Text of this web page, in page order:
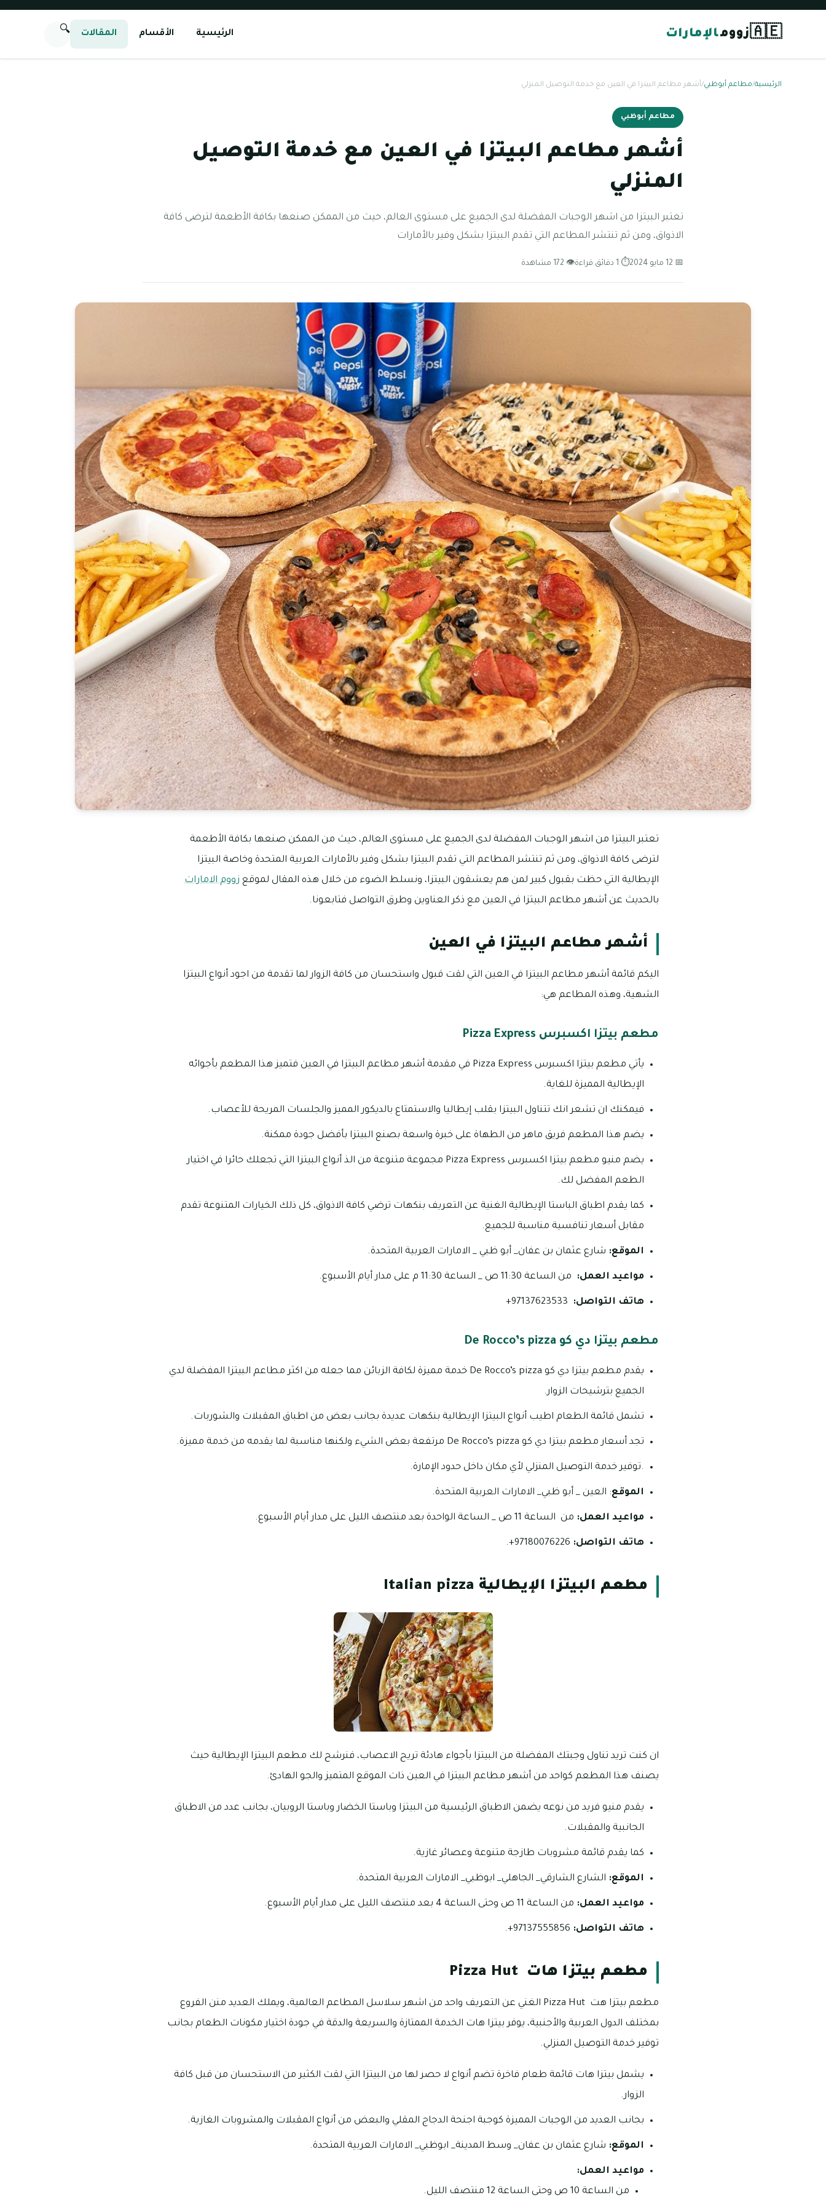
🇦🇪زوومالإمارات الرئيسية الأقسام المقالات 🔍
الرئيسية/مطاعم أبوظبي/أشهر مطاعم البيتزا في العين مع خدمة التوصيل المنزلي
مطاعم أبوظبي
أشهر مطاعم البيتزا في العين مع خدمة التوصيل
المنزلي
تعتبر البيتزا من اشهر الوجبات المفضلة لدى الجميع على مستوى العالم، حيث من الممكن صنعها بكافة الأطعمة لترضى كافة
الاذواق، ومن ثم تنتشر المطاعم التي تقدم البيتزا بشكل وفير بالأمارات
📅 12 مايو 2024 ⏱ 1 دقائق قراءة 👁 172 مشاهدة
تعتبر البيتزا من اشهر الوجبات المفضلة لدى الجميع على مستوى العالم، حيث من الممكن صنعها بكافة الأطعمة
لترضى كافة الاذواق، ومن ثم تنتشر المطاعم التي تقدم البيتزا بشكل وفير بالأمارات العربية المتحدة وخاصة البيتزا
الإيطالية التي حظت بقبول كبير لمن هم يعشقون البيتزا، ونسلط الضوء من خلال هذه المقال لموقع زووم الامارات
بالحديث عن أشهر مطاعم البيتزا في العين مع ذكر العناوين وطرق التواصل فتابعونا.
أشهر مطاعم البيتزا في العين
اليكم قائمة أشهر مطاعم البيتزا في العين التي لقت قبول واستحسان من كافة الزوار لما تقدمة من اجود أنواع البيتزا
الشهية، وهذه المطاعم هي:
مطعم بيتزا اكسبرس Pizza Express
يأتي مطعم بيتزا اكسبرس Pizza Express في مقدمة أشهر مطاعم البيتزا في العين فتميز هذا المطعم بأجوائه
الإيطالية المميزة للغاية.
فيمكنك ان تشعر انك تتناول البيتزا بقلب إيطاليا والاستمتاع بالديكور المميز والجلسات المريحة للأعصاب.
يضم هذا المطعم فريق ماهر من الطهاة على خبرة واسعة بصنع البيتزا بأفضل جودة ممكنة.
يضم منيو مطعم بيتزا اكسبرس Pizza Express مجموعة متنوعة من الذ أنواع البيتزا التي تجعلك حائرا في اختيار
الطعم المفضل لك.
كما يقدم اطباق الباستا الإيطالية الغنية عن التعريف بنكهات ترضي كافة الاذواق، كل ذلك الخيارات المتنوعة تقدم
مقابل أسعار تنافسية مناسبة للجميع.
الموقع: شارع عثمان بن عفان_ أبو ظبي _ الامارات العربية المتحدة.
مواعيد العمل: من الساعة 11:30 ص _ الساعة 11:30 م على مدار أيام الأسبوع.
هاتف التواصل:
مطعم بيتزا دي كو De Rocco’s pizza
يقدم مطعم بيتزا دي كو De Rocco’s pizza خدمة مميزة لكافة الزبائن مما جعله من اكثر مطاعم البيتزا المفضلة لدي
الجميع بترشيحات الزوار.
تشمل قائمة الطعام اطيب أنواع البيتزا الإيطالية بنكهات عديدة بجانب بعض من اطباق المقبلات والشوربات.
تجد أسعار مطعم بيتزا دي كو De Rocco’s pizza مرتفعة بعض الشيء ولكنها مناسبة لما يقدمه من خدمة مميزة.
.توفير خدمة التوصيل المنزلي لأي مكان داخل حدود الإمارة.
الموقع: العين _ أبو ظبي_ الامارات العربية المتحدة.
مواعيد العمل: من الساعة 11 ص _ الساعة الواحدة بعد منتصف الليل على مدار أيام الأسبوع.
هاتف التواصل:
مطعم البيتزا الإيطالية Italian pizza
ان كنت تريد تناول وجبتك المفضلة من البيتزا بأجواء هادئة تريح الاعصاب، فنرشح لك مطعم البيتزا الإيطالية حيث
يصنف هذا المطعم كواحد من أشهر مطاعم البيتزا في العين ذات الموقع المتميز والجو الهادئ.
يقدم منيو فريد من نوعه يضمن الاطباق الرئيسية من البيتزا وباستا الخضار وباستا الروبيان، بجانب عدد من الاطباق
الجانبية والمقبلات.
كما يقدم قائمة مشروبات طازجة متنوعة وعصائر غازية.
الموقع: الشارع الشارقي_ الجاهلي_ ابوظبي_ الامارات العربية المتحدة.
مواعيد العمل: من الساعة 11 ص وحتى الساعة 4 بعد منتصف الليل على مدار أيام الأسبوع.
هاتف التواصل: 97137555856+.
مطعم بيتزا هات Pizza Hut
مطعم بيتزا هت Pizza Hut الغني عن التعريف واحد من اشهر سلاسل المطاعم العالمية، ويملك العديد منن الفروع
بمختلف الدول العربية والأجنبية، يوفر بيتزا هات الخدمة الممتازة والسريعة والدقة في جودة اختيار مكونات الطعام بجانب
توفير خدمة التوصيل المنزلي.
يشمل بيتزا هات قائمة طعام فاخرة تضم أنواع لا حصر لها من البيتزا التي لقت الكثير من الاستحسان من قبل كافة
الزوار.
بجانب العديد من الوجبات المميزة كوجبة اجنحة الدجاج المقلي والبعض من أنواع المقبلات والمشروبات الغازية.
الموقع: شارع عثمان بن عفان_ وسط المدينة_ ابوظبي_ الامارات العربية المتحدة.
مواعيد العمل:
من الساعة 10 ص وحتى الساعة 12 منتصف الليل.